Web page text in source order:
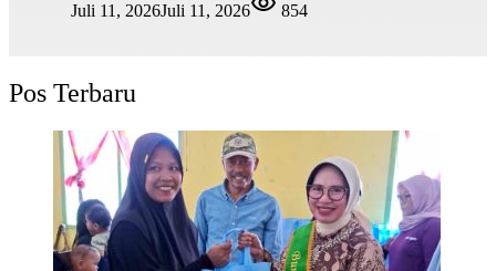
Juli 11, 2026Juli 11, 2026 854
Pos Terbaru